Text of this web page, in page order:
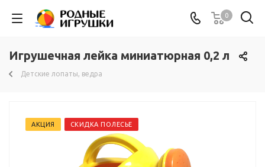
0
Игрушечная лейка миниатюрная 0,2 л
Детские лопаты, ведра
АКЦИЯ СКИДКА ПОЛЕСЬЕ